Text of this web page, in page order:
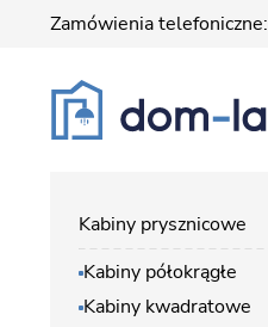
Zamówienia telefoniczne:
Kabiny prysznicowe
Kabiny półokrągłe
Kabiny kwadratowe